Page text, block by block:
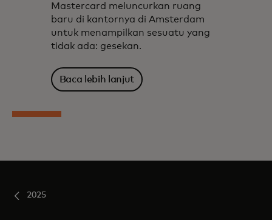
Mastercard meluncurkan ruang
baru di kantornya di Amsterdam
untuk menampilkan sesuatu yang
tidak ada: gesekan.
Baca lebih lanjut
2025